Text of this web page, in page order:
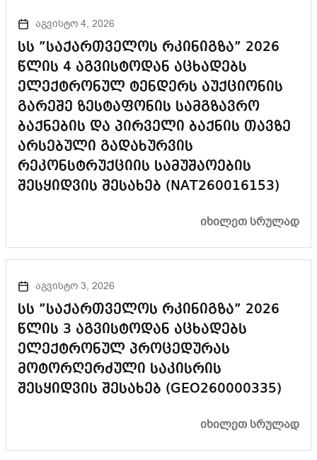
აგვისტო 4, 2026
სს ”საქართველოს რკინიგზა” 2026
წლის 4 აგვისტოდან აცხადებს
ელექტრონულ ტენდერს აუქციონის
გარეშე ზესტაფონის სამგზავრო
ბაქნების და პირველი ბაქნის თავზე
არსებული გადახურვის
რეკონსტრუქციის სამუშაოების
შესყიდვის შესახებ (NAT260016153)
ᲘᲮᲘᲚᲔᲗ ᲡᲠᲣᲚᲐᲓ
აგვისტო 3, 2026
სს ”საქართველოს რკინიგზა” 2026
წლის 3 აგვისტოდან აცხადებს
ელექტრონულ პროცედურას
მოტორღერძული საკისრის
შესყიდვის შესახებ (GEO260000335)
ᲘᲮᲘᲚᲔᲗ ᲡᲠᲣᲚᲐᲓ